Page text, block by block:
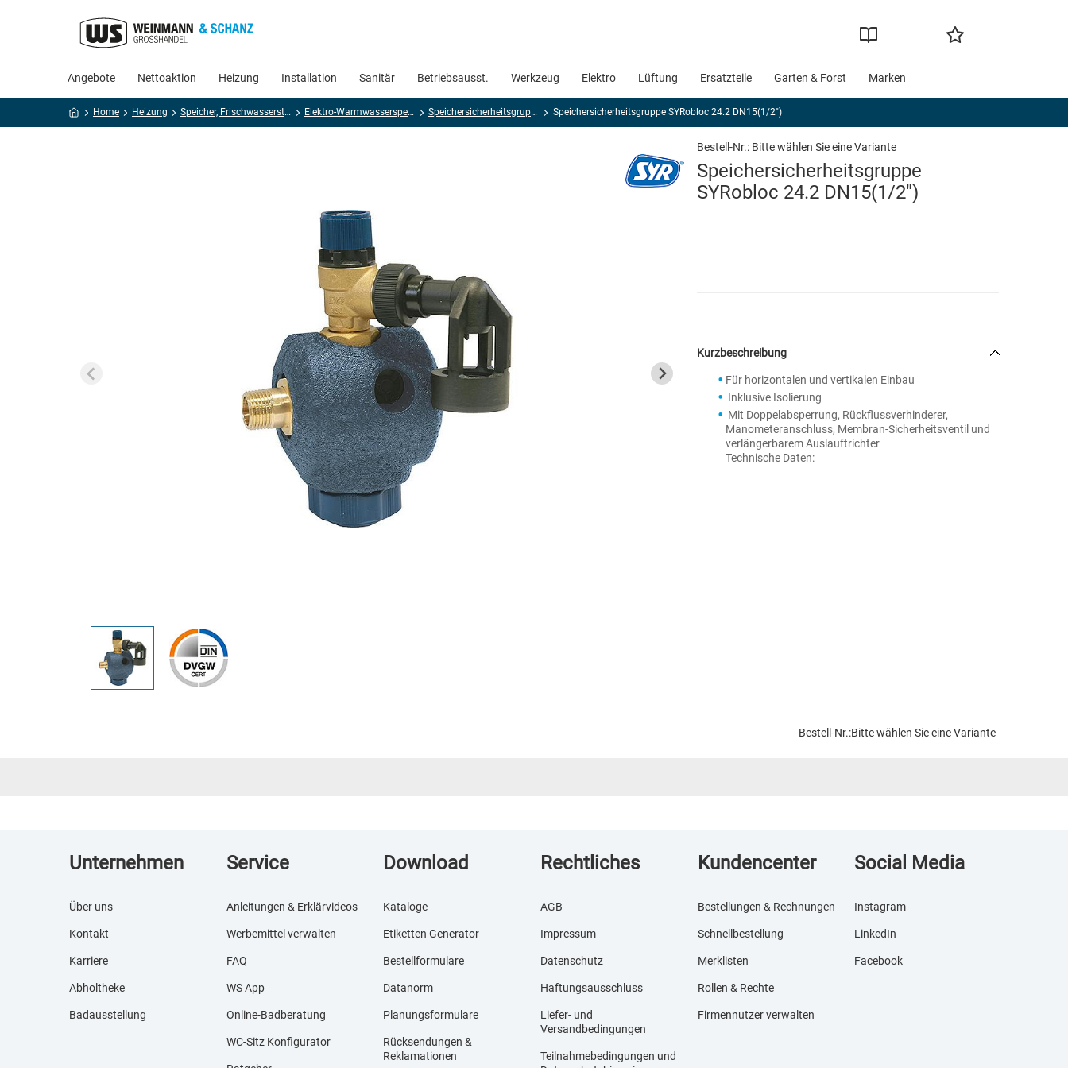
Angebote Nettoaktion Heizung Installation Sanitär Betriebsausst. Werkzeug Elektro Lüftung Ersatzteile Garten & Forst Marken
Home Heizung Speicher, Frischwasserstationen Elektro-Warmwasserspeicher Speichersicherheitsgruppen Speichersicherheitsgruppe SYRobloc 24.2 DN15(1/2")
Bestell-Nr.: Bitte wählen Sie eine Variante
Speichersicherheitsgruppe
SYRobloc 24.2 DN15(1/2")
Kurzbeschreibung
Für horizontalen und vertikalen Einbau
Inklusive Isolierung
Mit Doppelabsperrung, Rückflussverhinderer,
Manometeranschluss, Membran-Sicherheitsventil und
verlängerbarem Auslauftrichter
Technische Daten:
Bestell-Nr.:Bitte wählen Sie eine Variante
Unternehmen
Über uns
Kontakt
Karriere
Abholtheke
Badausstellung
Service
Anleitungen & Erklärvideos
Werbemittel verwalten
FAQ
WS App
Online-Badberatung
WC-Sitz Konfigurator
Download
Kataloge
Etiketten Generator
Bestellformulare
Datanorm
Planungsformulare
Rücksendungen &
Reklamationen
Rechtliches
AGB
Impressum
Datenschutz
Haftungsausschluss
Liefer- und
Versandbedingungen
Teilnahmebedingungen und
Kundencenter
Bestellungen & Rechnungen
Schnellbestellung
Merklisten
Rollen & Rechte
Firmennutzer verwalten
Social Media
Instagram
LinkedIn
Facebook